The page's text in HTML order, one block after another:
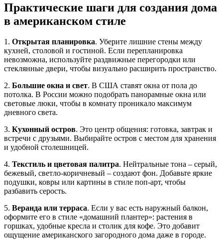
Практические шаги для создания дома
в американском стиле
1. Открытая планировка. Уберите лишние стены между
кухней, столовой и гостиной. Если перепланировка
невозможна, используйте раздвижные перегородки или
стеклянные двери, чтобы визуально расширить пространство.
2. Большие окна и свет. В США ставят окна от пола до
потолка. В России можно подобрать панорамные окна или
световые люки, чтобы в комнату проникало максимум
дневного света.
3. Кухонный остров. Это центр общения: готовка, завтрак и
встречи с друзьями. Выбирайте остров с местом для хранения
и удобной столешницей.
4. Текстиль и цветовая палитра. Нейтральные тона – серый,
бежевый, светло‑коричневый – создают фон. Добавьте яркие
подушки, ковры или картины в стиле поп‑арт, чтобы
разбавить серость.
5. Веранда или терраса. Если у вас есть наружный балкон,
оформите его в стиле «домашний плантер»: растения в
горшках, удобные кресла и столик для кофе. Это добавит
ощущение американского загородного дома даже в городе.